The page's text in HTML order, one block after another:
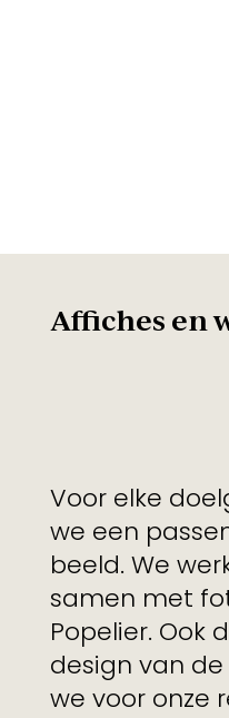
Affiches en
Voor elke
we een
beeld. We
samen met
Popelier. Ook
design van
we voor onze